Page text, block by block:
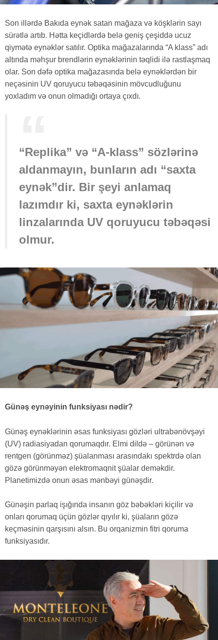
Son illərdə Bakıda eynək satan mağaza və köşklərin sayı
sürətlə artıb. Hətta keçidlərdə belə geniş çeşiddə ucuz
qiymətə eynəklər satılır. Optika mağazalarında “A klass” adı
altında məhşur brendlərin eynəklərinin təqlidi ilə rastlaşmaq
olar. Son dəfə optika mağazasında belə eynəklərdən bir
neçəsinin UV qoruyucu təbəqəsinin mövcudluğunu
yoxladım və onun olmadığı ortaya çıxdı.
“Replika” və “A-klass” sözlərinə
aldanmayın, bunların adı “saxta
eynək”dir. Bir şeyi anlamaq
lazımdır ki, saxta eynəklərin
linzalarında UV qoruyucu təbəqəsi
olmur.
Günəş eynəyinin funksiyası nədir?
Günəş eynəklərinin əsas funksiyası gözləri ultrabənövşəyi
(UV) radiasiyadan qorumaqdır. Elmi dildə – görünən və
rentgen (görünməz) şüalanması arasındakı spektrdə olan
gözə görünməyən elektromaqnit şüalar deməkdir.
Planetimizdə onun əsas mənbəyi günəşdir.
Günəşin parlaq işığında insanın göz bəbəkləri kiçilir və
onları qorumaq üçün gözlər qıyılır ki, şüaların gözə
keçməsinin qarşısını alsın. Bu orqanizmin fitri qoruma
funksiyasıdır.